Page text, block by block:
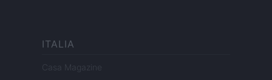
ITALIA
Casa Magazine